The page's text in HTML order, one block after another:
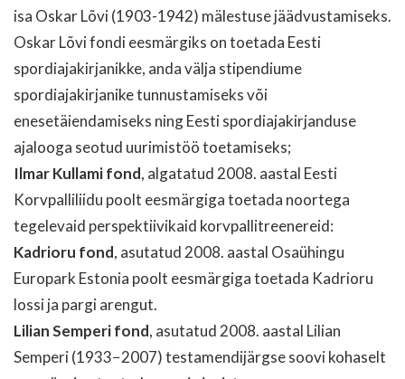
isa Oskar Lõvi (1903-1942) mälestuse jäädvustamiseks.
Oskar Lõvi fondi eesmärgiks on toetada Eesti
spordiajakirjanikke, anda välja stipendiume
spordiajakirjanike tunnustamiseks või
enesetäiendamiseks ning Eesti spordiajakirjanduse
ajalooga seotud uurimistöö toetamiseks;
Ilmar Kullami fond, algatatud 2008. aastal Eesti
Korvpalliliidu poolt eesmärgiga toetada noortega
tegelevaid perspektiivikaid korvpallitreenereid:
Kadrioru fond, asutatud 2008. aastal Osaühingu
Europark Estonia poolt eesmärgiga toetada Kadrioru
lossi ja pargi arengut.
Lilian Semperi fond, asutatud 2008. aastal Lilian
Semperi (1933−2007) testamendijärgse soovi kohaselt